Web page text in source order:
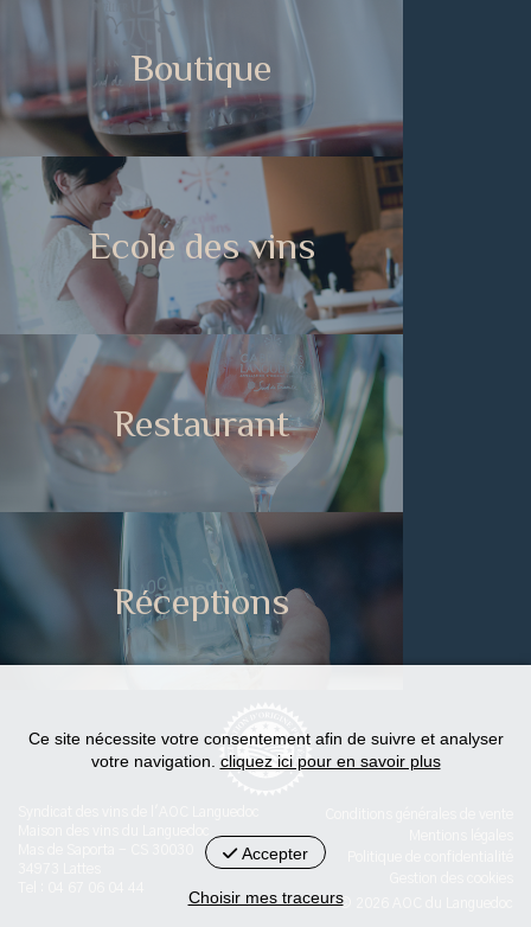
Boutique
Ecole des vins
Restaurant
Réceptions
© 2026 AOC du Languedoc
Ce site nécessite votre consentement afin de suivre et analyser
votre navigation. cliquez ici pour en savoir plus
Accepter
Choisir mes traceurs